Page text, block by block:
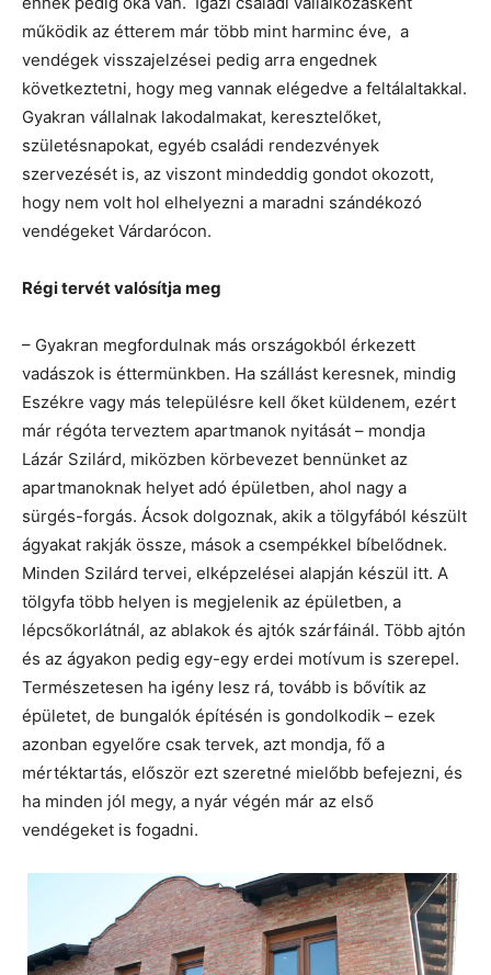
működik az étterem már több mint harminc éve, a
vendégek visszajelzései pedig arra engednek
következtetni, hogy meg vannak elégedve a feltálaltakkal.
Gyakran vállalnak lakodalmakat, keresztelőket,
születésnapokat, egyéb családi rendezvények
szervezését is, az viszont mindeddig gondot okozott,
hogy nem volt hol elhelyezni a maradni szándékozó
vendégeket Várdarócon.
Régi tervét valósítja meg
– Gyakran megfordulnak más országokból érkezett
vadászok is éttermünkben. Ha szállást keresnek, mindig
Eszékre vagy más településre kell őket küldenem, ezért
már régóta terveztem apartmanok nyitását – mondja
Lázár Szilárd, miközben körbevezet bennünket az
apartmanoknak helyet adó épületben, ahol nagy a
sürgés-forgás. Ácsok dolgoznak, akik a tölgyfából készült
ágyakat rakják össze, mások a csempékkel bíbelődnek.
Minden Szilárd tervei, elképzelései alapján készül itt. A
tölgyfa több helyen is megjelenik az épületben, a
lépcsőkorlátnál, az ablakok és ajtók szárfáinál. Több ajtón
és az ágyakon pedig egy-egy erdei motívum is szerepel.
Természetesen ha igény lesz rá, tovább is bővítik az
épületet, de bungalók építésén is gondolkodik – ezek
azonban egyelőre csak tervek, azt mondja, fő a
mértéktartás, először ezt szeretné mielőbb befejezni, és
ha minden jól megy, a nyár végén már az első
vendégeket is fogadni.